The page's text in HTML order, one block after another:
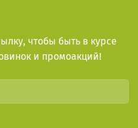
чтобы быть в курсе
и промоакций!